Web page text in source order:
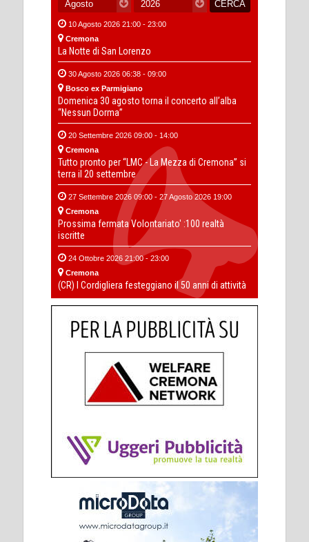
10 Agosto 2026 21:00 - 23:00
Cremona
La Notte di San Lorenzo
30 Agosto 2026 06:38 - 09:00
Bosco ex Parmigiano
Domenica 30 agosto torna il concerto all’alba
“Nessun Dorma”
20 Settembre 2026 09:00 - 14:00
Cremona
Tutto pronto per “LMC - La Mezza di Cremona” si
terra il 20 settembre
27 Settembre 2026 09:00 - 27 Agosto 2026 19:00
Cremona
Prossima fermata Volontariato' :100 realtà
iscritte
24 Ottobre 2026 21:00 - 23:00
Cremona
(CR) I Cordigliera festeggiano il 50 anni di attività